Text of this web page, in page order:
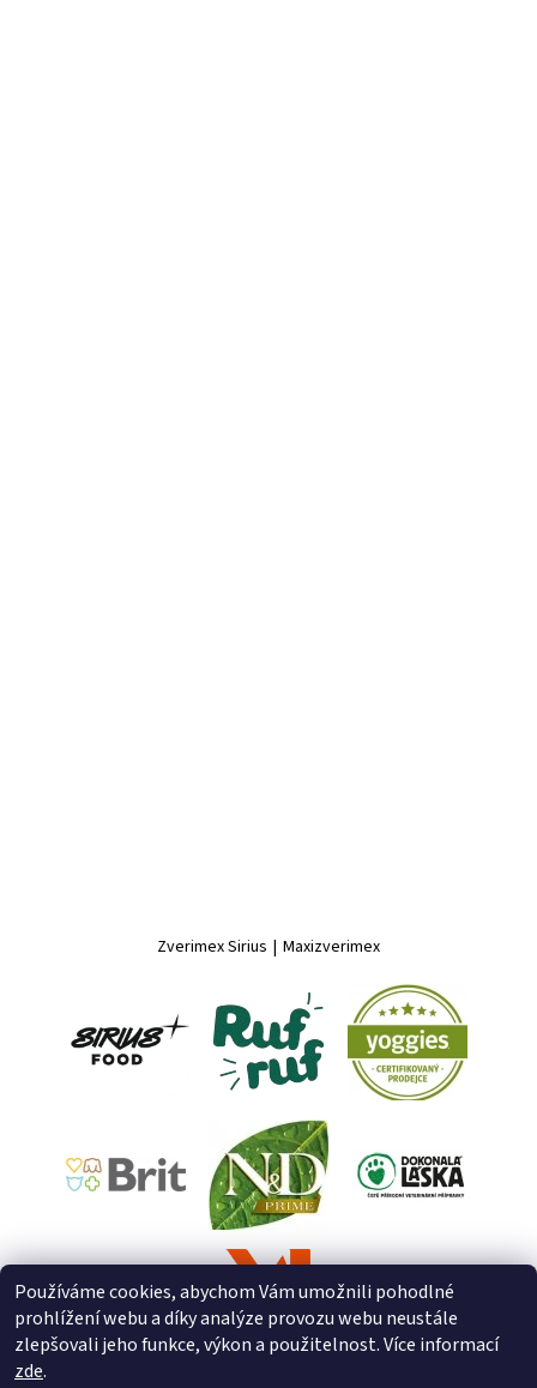
Zverimex Sirius | Maxizverimex
Používáme cookies, abychom Vám umožnili pohodlné
prohlížení webu a díky analýze provozu webu neustále
zlepšovali jeho funkce, výkon a použitelnost. Více informací
zde.